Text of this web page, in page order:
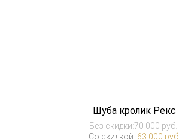
Шуба кролик Рекс
Без скидки:70 000 руб.
Со скидкой :63 000 руб.